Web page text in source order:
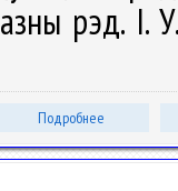
рэд. І.
Подробнее